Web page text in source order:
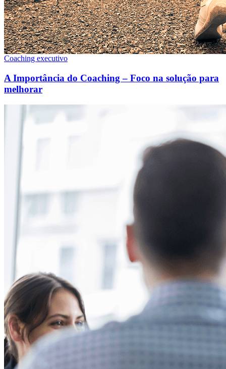
Coaching executivo
A Importância do Coaching – Foco na solução para
melhorar